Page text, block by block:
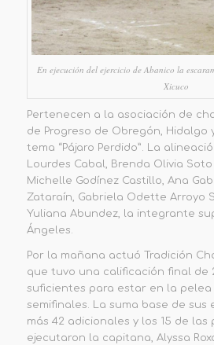
En ejecución del ejercicio de Abanico la
Xicuco
Pertenecen a la asociación de
de Progreso de Obregón, Hidalgo
tema “Pájaro Perdido”. La
Lourdes Cabal, Brenda Olivia
Michelle Godínez Castillo, Ana
Zataraín, Gabriela Odette Arroyo
Yuliana Abundez, la integrante
Ángeles.
Por la mañana actuó Tradición
que tuvo una calificación final de
suficientes para estar en la
semifinales. La suma base de sus
más 42 adicionales y los 15 de las
ejecutaron la capitana, Alyssa